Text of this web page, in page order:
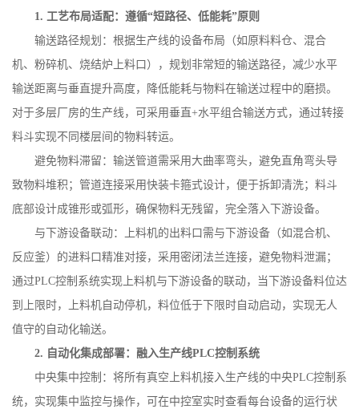
1.工艺布局适配：遵循“短路径、低能耗”原则
输送路径规划：根据生产线的设备布局（如原料料仓、混合
机、粉碎机、烧结炉上料口），规划非常短的输送路径，减少水平
输送距离与垂直提升高度，降低能耗与物料在输送过程中的磨损。
对于多层厂房的生产线，可采用垂直+水平组合输送方式，通过转接
料斗实现不同楼层间的物料转运。
避免物料滞留：输送管道需采用大曲率弯头，避免直角弯头导
致物料堆积；管道连接采用快装卡箍式设计，便于拆卸清洗；料斗
底部设计成锥形或弧形，确保物料无残留，完全落入下游设备。
与下游设备联动：上料机的出料口需与下游设备（如混合机、
反应釜）的进料口精准对接，采用密闭法兰连接，避免物料泄漏；
通过PLC控制系统实现上料机与下游设备的联动，当下游设备料位达
到上限时，上料机自动停机，料位低于下限时自动启动，实现无人
值守的自动化输送。
2. 自动化集成部署：融入生产线PLC控制系统
中央集中控制：将所有真空上料机接入生产线的中央PLC控制系
统，实现集中监控与操作，可在中控室实时查看每台设备的运行状